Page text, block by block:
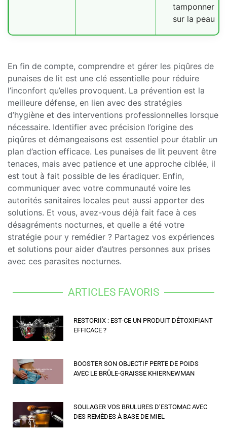
tamponner
sur la peau
En fin de compte, comprendre et gérer les piqûres de
punaises de lit est une clé essentielle pour réduire
l’inconfort qu’elles provoquent. La prévention est la
meilleure défense, en lien avec des stratégies
d’hygiène et des interventions professionnelles lorsque
nécessaire. Identifier avec précision l’origine des
piqûres et démangeaisons est essentiel pour établir un
plan d’action efficace. Les punaises de lit peuvent être
tenaces, mais avec patience et une approche ciblée, il
est tout à fait possible de les éradiquer. Enfin,
communiquer avec votre communauté voire les
autorités sanitaires locales peut aussi apporter des
solutions. Et vous, avez-vous déjà fait face à ces
désagréments nocturnes, et quelle a été votre
stratégie pour y remédier ? Partagez vos expériences
et solutions pour aider d’autres personnes aux prises
avec ces parasites nocturnes.
ARTICLES FAVORIS
RESTORIIX : EST-CE UN PRODUIT DÉTOXIFIANT
EFFICACE ?
BOOSTER SON OBJECTIF PERTE DE POIDS
AVEC LE BRÛLE-GRAISSE KHIERNEWMAN
SOULAGER VOS BRULURES D’ESTOMAC AVEC
DES REMÈDES À BASE DE MIEL